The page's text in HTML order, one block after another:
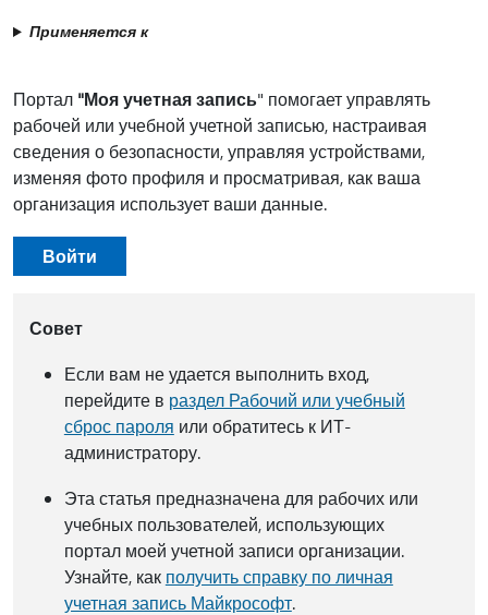
Применяется к
Портал "Моя учетная запись" помогает управлять
рабочей или учебной учетной записью, настраивая
сведения о безопасности, управляя устройствами,
изменяя фото профиля и просматривая, как ваша
организация использует ваши данные.
Войти
Совет
Если вам не удается выполнить вход,
перейдите в раздел Рабочий или учебный
сброс пароля или обратитесь к ИТ-
администратору.
Эта статья предназначена для рабочих или
учебных пользователей, использующих
портал моей учетной записи организации.
Узнайте, как получить справку по личная
учетная запись Майкрософт.